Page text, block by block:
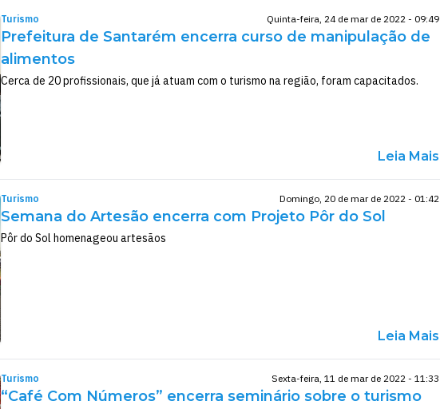
Turismo Quinta-feira, 24 de mar de 2022 - 09:49
Prefeitura de Santarém encerra curso de manipulação de
alimentos
Cerca de 20 profissionais, que já atuam com o turismo na região, foram capacitados.
Leia Mais
Turismo Domingo, 20 de mar de 2022 - 01:42
Semana do Artesão encerra com Projeto Pôr do Sol
Pôr do Sol homenageou artesãos
Leia Mais
Turismo Sexta-feira, 11 de mar de 2022 - 11:33
“Café Com Números” encerra seminário sobre o turismo